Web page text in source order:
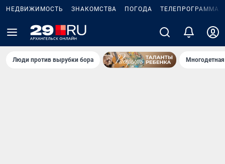
НЕДВИЖИМОСТЬ ЗНАКОМСТВА ПОГОДА ТЕЛЕПРОГРАММА
Люди против вырубки бора